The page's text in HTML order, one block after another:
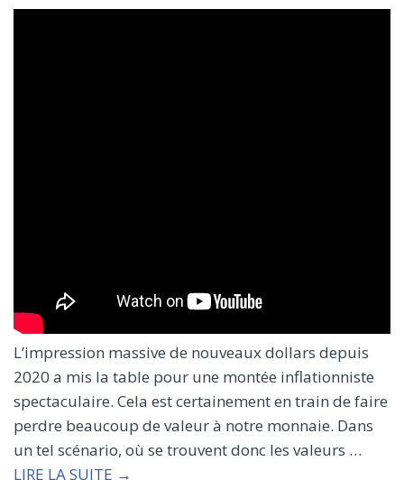
L’impression massive de nouveaux dollars depuis
2020 a mis la table pour une montée inflationniste
spectaculaire. Cela est certainement en train de faire
perdre beaucoup de valeur à notre monnaie. Dans
un tel scénario, où se trouvent donc les valeurs …
LIRE LA SUITE →